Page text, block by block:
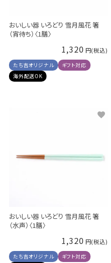
おいしい器 いろどり 雪月風花 箸
（宵待ち）〈1膳〉
1,320
たち吉オリジナル
ギフト対応
海外配送OK
おいしい器 いろどり 雪月風花 箸
（水声）〈1膳〉
1,320
たち吉オリジナル
ギフト対応